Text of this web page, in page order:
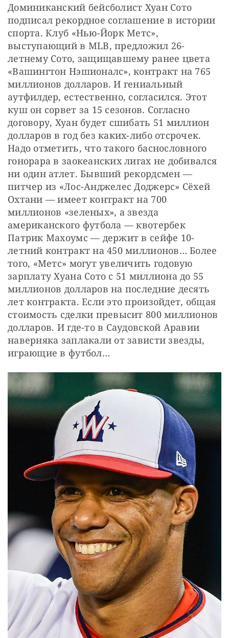
Доминиканский бейсболист Хуан Сото
подписал рекордное соглашение в истории
спорта. Клуб «Нью-Йорк Метс»,
выступающий в MLB, предложил 26-
летнему Сото, защищавшему ранее цвета
«Вашингтон Нэшионалс», контракт на 765
миллионов долларов. И гениальный
аутфилдер, естественно, согласился. Этот
куш он сорвет за 15 сезонов. Согласно
договору, Хуан будет сшибать 51 миллион
долларов в год без каких-либо отсрочек.
Надо отметить, что такого баснословного
гонорара в заокеанских лигах не добивался
ни один атлет. Бывший рекордсмен —
питчер из «Лос-Анджелес Доджерс» Сёхей
Охтани — имеет контракт на 700
миллионов «зеленых», а звезда
американского футбола — квотербек
Патрик Махоумс — держит в сейфе 10-
летний контракт на 450 миллионов… Более
того, «Метс» могут увеличить годовую
зарплату Хуана Сото с 51 миллиона до 55
миллионов долларов на последние десять
лет контракта. Если это произойдет, общая
стоимость сделки превысит 800 миллионов
долларов. И где-то в Саудовской Аравии
наверняка заплакали от зависти звезды,
играющие в футбол…